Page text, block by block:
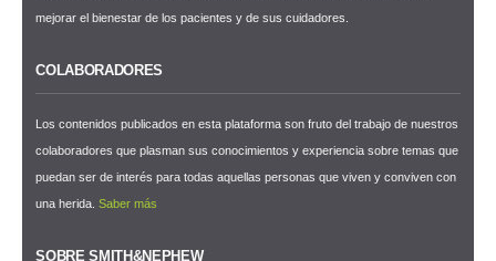
mejorar el bienestar de los pacientes y de sus cuidadores.
COLABORADORES
Los contenidos publicados en esta plataforma son fruto del trabajo de nuestros
colaboradores que plasman sus conocimientos y experiencia sobre temas que
puedan ser de interés para todas aquellas personas que viven y conviven con
una herida.Saber más
SOBRE SMITH&NEPHEW